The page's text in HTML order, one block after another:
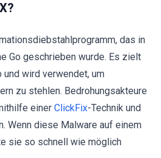
das in
Go geschrieben wurde. Es zielt
und wird verwendet, um
zu stehlen. Bedrohungsakteure
einer ClickFix-Technik und
Wenn diese Malware auf einem
sie so schnell wie möglich